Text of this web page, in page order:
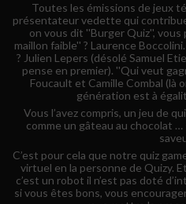
Toutes les émissions de jeux
présentateur vedette qui contribue
on vous dit ''Burger Quiz'', vous
maillon faible'' ? Laurence
? Julien Lepers (désolé Samuel
pense en premier). ''Qui veut
Foucault et Camille Combal (là
génération est à
Vous l’avez compris, un jeu de
comme un gâteau au chocolat
C’est pour cela que notre quiz
virtuel en la personne de Quizy.
c’est un robot il n’est pas doté
si vous êtes bons, vous